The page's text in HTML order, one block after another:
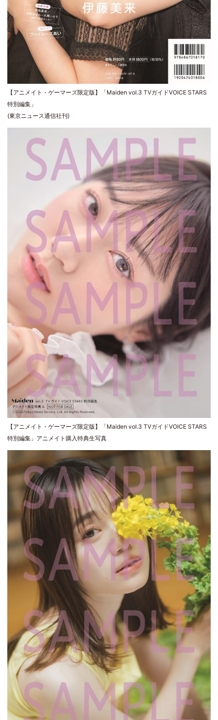
【アニメイト・ゲーマーズ限定版】「Maiden vol.3 TVガイドVOICE STARS
特別編集」
(東京ニュース通信社刊)
【アニメイト・ゲーマーズ限定版】「Maiden vol.3 TVガイドVOICE STARS
特別編集」アニメイト購入特典生写真